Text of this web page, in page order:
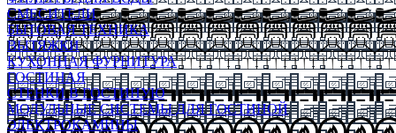
СМЕСИТЕЛИ
БЫТОВАЯ ТЕХНИКА
ВЫТЯЖКИ
КУХОННАЯ ФУРНИТУРА
ГОСТИНАЯ
СТЕНКИ В ГОСТИНУЮ
МОДУЛЬНЫЕ СИСТЕМЫ ДЛЯ ГОСТИНОЙ
ЭЛЕКТРОКАМИНЫ